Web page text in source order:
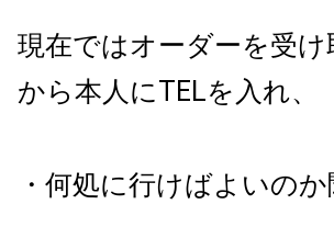
現在ではオーダーを受
から本人にTELを入れ、
・何処に行けばよいのか